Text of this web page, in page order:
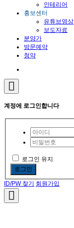
인테리어
홍보센터
유튜브영상
보도자료
분양가
방문예약
청약
계정에 로그인합니다
로그인 유지
로그인
ID/PW 찾기 회원가입